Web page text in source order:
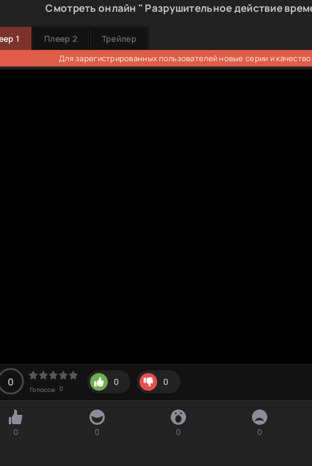
Смотреть онлайн " Разрушительное действие
1 Плеер 2 Трейлер
Для зарегистрированных пользователей новые серии и
0
Голосов: 0
0 0
0 0 0 0